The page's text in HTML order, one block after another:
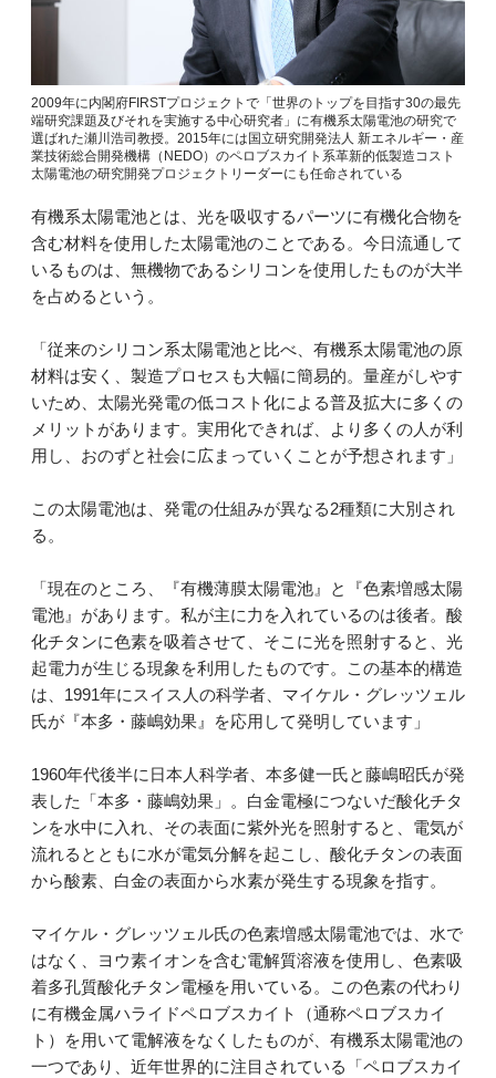
2009年に内閣府FIRSTプロジェクトで「世界のトップを目指す30の最先
端研究課題及びそれを実施する中心研究者」に有機系太陽電池の研究で
選ばれた瀬川浩司教授。2015年には国立研究開発法人 新エネルギー・産
業技術総合開発機構（NEDO）のペロブスカイト系革新的低製造コスト
太陽電池の研究開発プロジェクトリーダーにも任命されている
有機系太陽電池とは、光を吸収するパーツに有機化合物を
含む材料を使用した太陽電池のことである。今日流通して
いるものは、無機物であるシリコンを使用したものが大半
を占めるという。
「従来のシリコン系太陽電池と比べ、有機系太陽電池の原
材料は安く、製造プロセスも大幅に簡易的。量産がしやす
いため、太陽光発電の低コスト化による普及拡大に多くの
メリットがあります。実用化できれば、より多くの人が利
用し、おのずと社会に広まっていくことが予想されます」
この太陽電池は、発電の仕組みが異なる2種類に大別され
る。
「現在のところ、『有機薄膜太陽電池』と『色素増感太陽
電池』があります。私が主に力を入れているのは後者。酸
化チタンに色素を吸着させて、そこに光を照射すると、光
起電力が生じる現象を利用したものです。この基本的構造
は、1991年にスイス人の科学者、マイケル・グレッツェル
氏が『本多・藤嶋効果』を応用して発明しています」
1960年代後半に日本人科学者、本多健一氏と藤嶋昭氏が発
表した「本多・藤嶋効果」。白金電極につないだ酸化チタ
ンを水中に入れ、その表面に紫外光を照射すると、電気が
流れるとともに水が電気分解を起こし、酸化チタンの表面
から酸素、白金の表面から水素が発生する現象を指す。
マイケル・グレッツェル氏の色素増感太陽電池では、水で
はなく、ヨウ素イオンを含む電解質溶液を使用し、色素吸
着多孔質酸化チタン電極を用いている。この色素の代わり
に有機金属ハライドペロブスカイト（通称ペロブスカイ
ト）を用いて電解液をなくしたものが、有機系太陽電池の
一つであり、近年世界的に注目されている「ペロブスカイ